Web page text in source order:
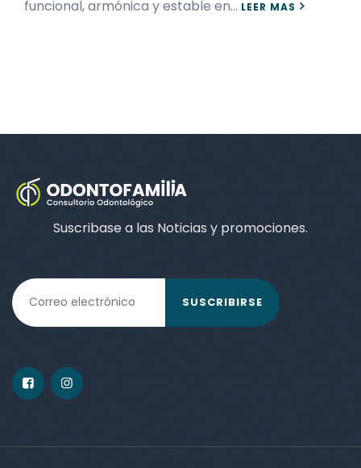
funcional, armónica y estable en… LEER MAS
Suscribase a las Noticias y promociones.
SUSCRIBIRSE